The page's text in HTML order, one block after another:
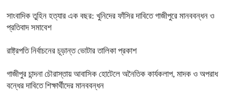
সাংবাদিক তুহিন হত্যার এক বছর: খুনিদের ফাঁসির দাবিতে গাজীপুরে মানববন্ধন ও
প্রতিবাদ সমাবেশ
রাষ্ট্রপতি নির্বাচনের চূড়ান্ত ভোটার তালিকা প্রকাশ
গাজীপুর চান্দনা চৌরাস্তায় আবাসিক হোটেলে অনৈতিক কার্যকলাপ, মাদক ও অপরাধ
বন্ধের দাবিতে শিক্ষার্থীদের মানববন্ধন